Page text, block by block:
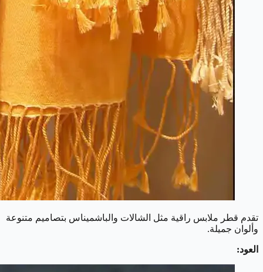
تقدم قطر ملابس راقية مثل الشالات والباشميناس بتصاميم متنوعة
وألوان جميلة.
العود: